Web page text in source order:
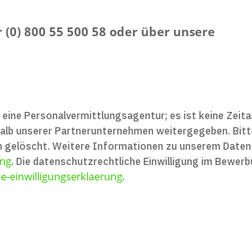
800 55 500 58 oder über unsere
Personal­vermittlungs­agentur; es ist keine
unserer Partner­unter­nehmen weiter­gegeben.
Weitere Infor­ma­tionen zu unserem
. Die daten­schutz­recht­liche Ein­willigung im
einwilligungserklaerung.